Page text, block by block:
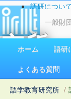
一般財
究所
1923
語研につい
お問い合わせ
ホーム 語研
よくある質問
語学教育研究所 /